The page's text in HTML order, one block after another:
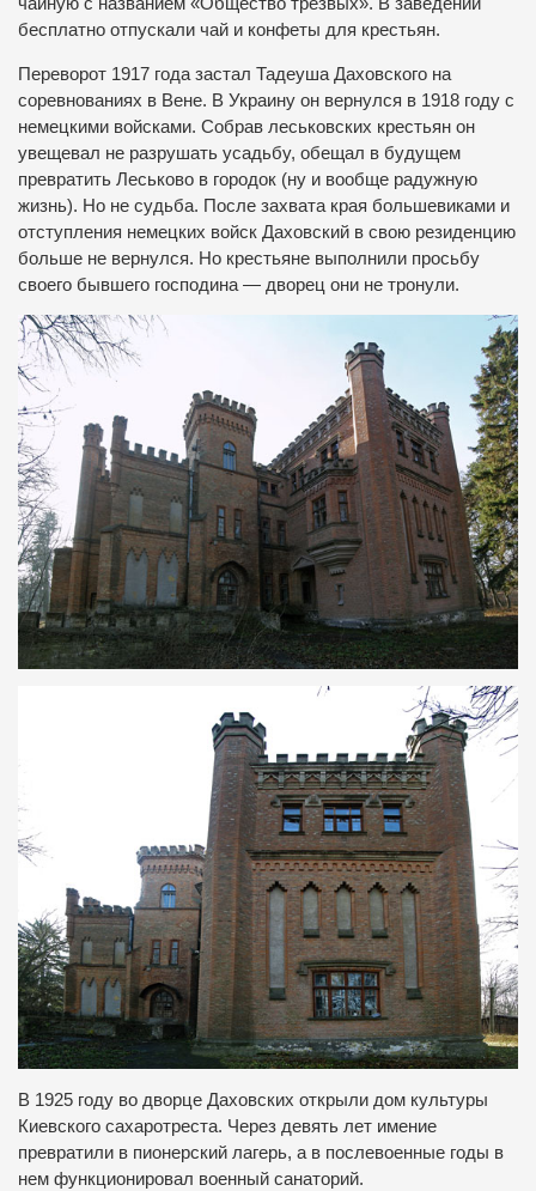
бесплатно отпускали чай и конфеты для крестьян.
Переворот 1917 года застал Тадеуша Даховского на
соревнованиях в Вене. В Украину он вернулся в 1918 году с
немецкими войсками. Собрав леськовских крестьян он
увещевал не разрушать усадьбу, обещал в будущем
превратить Леськово в городок (ну и вообще радужную
жизнь). Но не судьба. После захвата края большевиками и
отступления немецких войск Даховский в свою резиденцию
больше не вернулся. Но крестьяне выполнили просьбу
своего бывшего господина — дворец они не тронули.
В 1925 году во дворце Даховских открыли дом культуры
Киевского сахаротреста. Через девять лет имение
превратили в пионерский лагерь, а в послевоенные годы в
нем функционировал военный санаторий.